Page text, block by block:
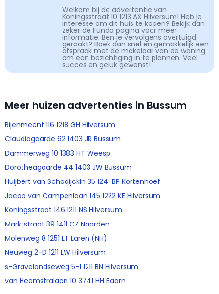
Welkom bij de advertentie van
Koningsstraat 10 1213 AX Hilversum! Heb je
interesse om dit huis te kopen? Bekijk dan
zeker de Funda pagina voor meer
informatie. Ben je vervolgens overtuigd
geraakt? Boek dan snel en gemakkelijk een
afspraak met de makelaar van de woning
om een bezichtiging in te plannen. Veel
succes en geluk gewenst!
Meer huizen advertenties in Bussum
Bijenmeent 116 1218 GH Hilversum
Claudiagaarde 62 1403 JR Bussum
Dammerweg 10 1383 HT Weesp
Dorotheagaarde 44 1403 JW Bussum
Huijbert van Schadijckln 35 1241 BP Kortenhoef
Jacob van Campenlaan 145 1222 KE Hilversum
Koningsstraat 146 1211 NS Hilversum
Marktstraat 39 1411 CZ Naarden
Molenweg 8 1251 LT Laren (NH)
Neuweg 2-D 1211 LW Hilversum
s-Gravelandseweg 5-1 1211 BN Hilversum
van Heemstralaan 10 3741 HH Baarn